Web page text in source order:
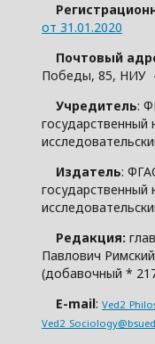
от 31.01.2020
Почтовый
Победы, 85, НИУ
Учредитель:
государственный
Издатель:
государственный
Редакция:
Павлович
(добавочный *
E-mail: